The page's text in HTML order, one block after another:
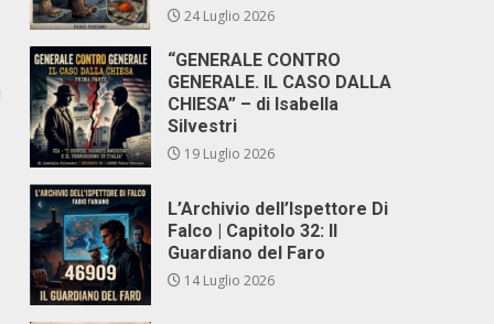
24 Luglio 2026
“GENERALE CONTRO
GENERALE. IL CASO DALLA
CHIESA” – di Isabella
Silvestri
19 Luglio 2026
L’Archivio dell’Ispettore Di
Falco | Capitolo 32: Il
Guardiano del Faro
14 Luglio 2026